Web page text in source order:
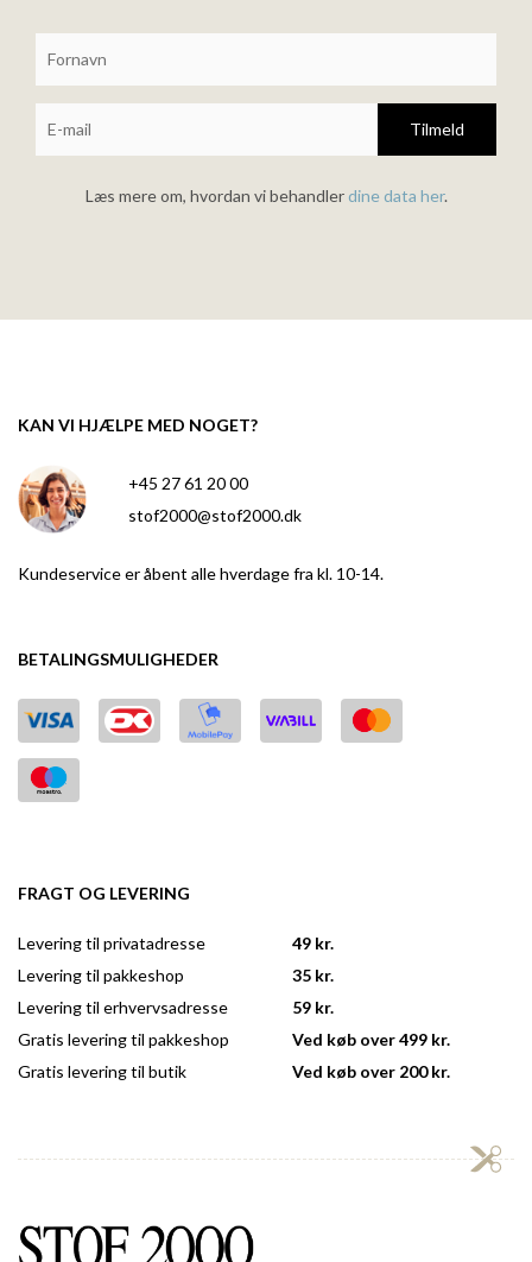
Tilmeld
Læs mere om, hvordan vi behandlerdine data her.
KAN VI HJÆLPE MED NOGET?
+45 27 61 20 00
stof2000@stof2000.dk
Kundeservice er åbent alle hverdage fra kl. 10-14.
BETALINGSMULIGHEDER
FRAGT OG LEVERING
Levering til privatadresse
Levering til pakkeshop
Levering til erhvervsadresse
Gratis levering til pakkeshop
Gratis levering til butik
49 kr.
35 kr.
59 kr.
Ved køb over 499 kr.
Ved køb over 200 kr.